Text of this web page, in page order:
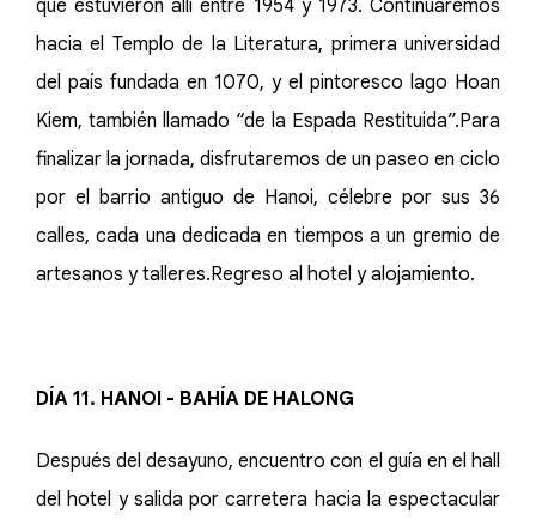
que estuvieron allí entre 1954 y 1973. Continuaremos
hacia el Templo de la Literatura, primera universidad
del país fundada en 1070, y el pintoresco lago Hoan
Kiem, también llamado “de la Espada Restituida”.Para
finalizar la jornada, disfrutaremos de un paseo en ciclo
por el barrio antiguo de Hanoi, célebre por sus 36
calles, cada una dedicada en tiempos a un gremio de
artesanos y talleres.Regreso al hotel y alojamiento.
DÍA 11. HANOI - BAHÍA DE HALONG
Después del desayuno, encuentro con el guía en el hall
del hotel y salida por carretera hacia la espectacular